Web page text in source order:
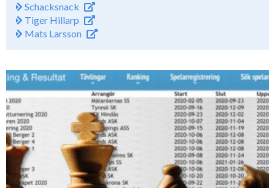
Schacksnack
Tiger Hillarp
Mats Larsson